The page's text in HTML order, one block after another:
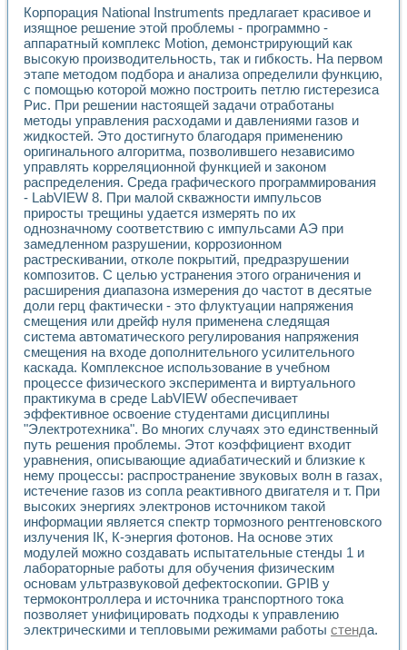
Опыт разработки LabVIEW лабораторных практикумов
Проблемы повышения качества образования и
Развитие LabVIEW лабораторного практикума по
Разработка виртуальной лаборатории по электротехнике
Усовершенствованные алгоритмы частотного анализа
Об опыте работы учебного центра «Технологии
Технологии NI в магистерской программе «Прикладная
Система диагностики двигателей постоянного тока
Автоматизированный стенд формирования
Лабораторный практикум по курсу ИИС на базе
Партнеры
Академические и отраслевые институты
Учебные заведения
Бизнес
Контакты
Корпорация National Instruments предлагает красивое и
изящное решение этой проблемы - программно -
аппаратный комплекс Motion, демонстрирующий как
высокую производительность, так и гибкость. На первом
этапе методом подбора и анализа определили функцию,
с помощью которой можно построить петлю гистерезиса
Рис. При решении настоящей задачи отработаны
методы управления расходами и давлениями газов и
жидкостей. Это достигнуто благодаря применению
оригинального алгоритма, позволившего независимо
управлять корреляционной функцией и законом
распределения. Среда графического программирования
- LabVIEW 8. При малой скважности импульсов
приросты трещины удается измерять по их
однозначному соответствию с импульсами АЭ при
замедленном разрушении, коррозионном
растрескивании, отколе покрытий, предразрушении
композитов. С целью устранения этого ограничения и
расширения диапазона измерения до частот в десятые
доли герц фактически - это флуктуации напряжения
смещения или дрейф нуля применена следящая
система автоматического регулирования напряжения
смещения на входе дополнительного усилительного
каскада. Комплексное использование в учебном
процессе физического эксперимента и виртуального
практикума в среде LabVIEW обеспечивает
эффективное освоение студентами дисциплины
"Электротехника". Во многих случаях это единственный
путь решения проблемы. Этот коэффициент входит
уравнения, описывающие адиабатический и близкие к
нему процессы: распространение звуковых волн в газах,
истечение газов из сопла реактивного двигателя и т. При
высоких энергиях электронов источником такой
информации является спектр тормозного рентгеновского
излучения IК, К-энергия фотонов. На основе этих
модулей можно создавать испытательные стенды 1 и
лабораторные работы для обучения физическим
основам ультразвуковой дефектоскопии. GPIB у
термоконтроллера и источника транспортного тока
позволяет унифицировать подходы к управлению
электрическими и тепловыми режимами работы стенда.